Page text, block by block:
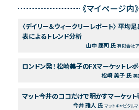
《マイページ内》
〈デイリー＆ウィークリーレポート〉 平均
表によるトレンド分析
山中 康司 氏 有限会社
ロンドン発！ 松崎美子のFXマーケットレ
松崎 美子 氏 英
マット今井のココだけで明かすマーケッ
今井 雅人 氏 マットキャピタル